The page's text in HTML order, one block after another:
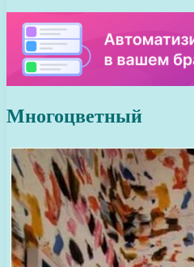
Многоцветный